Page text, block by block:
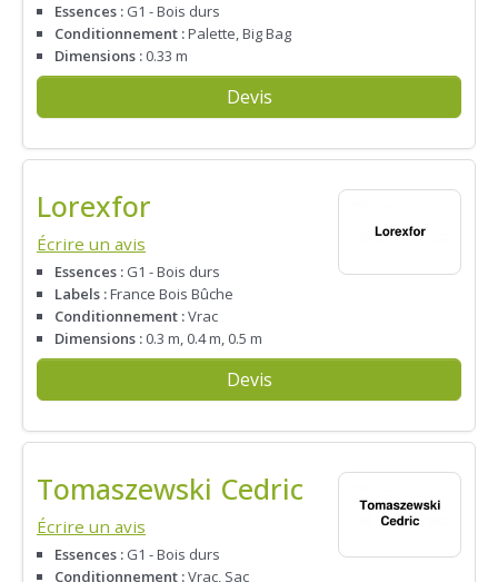
Essences : G1 - Bois durs
Conditionnement :Palette, Big Bag
Dimensions : 0.33 m
Devis
Lorexfor
Écrire un avis
Essences : G1 - Bois durs
Labels :France Bois Bûche
Conditionnement :Vrac
Dimensions : 0.3 m, 0.4 m, 0.5 m
Devis
Tomaszewski Cedric
Écrire un avis
Essences : G1 - Bois durs
Conditionnement :Vrac, Sac